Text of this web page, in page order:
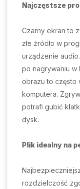
Najczęstsze
Czarny ekran to
złe źródło w
urządzenie
po nagrywaniu w
obrazu to często
komputera.
potrafi gubić
dysk.
Plik idealny na
rozdzielczość